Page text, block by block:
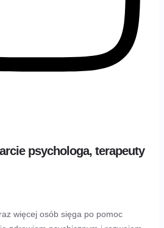
psychologa, terapeuty
więcej osób sięga po pomoc